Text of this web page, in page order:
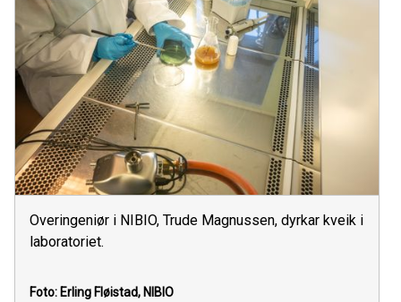
Overingeniør i NIBIO, Trude Magnussen, dyrkar kveik i
laboratoriet.
Foto: Erling Fløistad, NIBIO